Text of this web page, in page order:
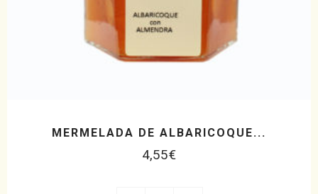
MERMELADA DE ALBARICOQUE...
4,55€